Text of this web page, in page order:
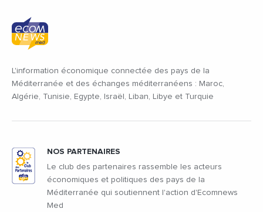
L'information économique connectée des pays de la
Méditerranée et des échanges méditerranéens : Maroc,
Algérie, Tunisie, Egypte, Israël, Liban, Libye et Turquie
NOS PARTENAIRES
Le club des partenaires rassemble les acteurs
économiques et politiques des pays de la
Méditerranée qui soutiennent l'action d'Ecomnews
Med